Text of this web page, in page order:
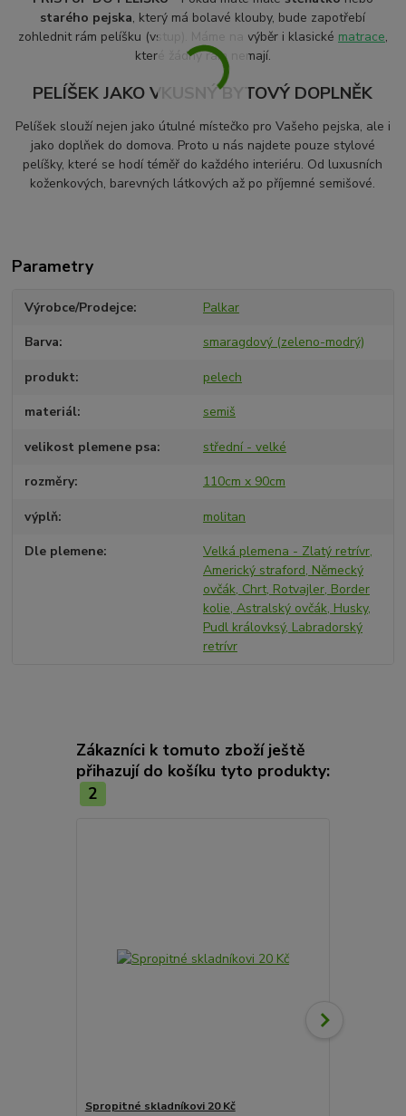
starého pejska, který má bolavé klouby, bude zapotřebí
zohlednit rám pelíšku (vstup). Máme na výběr i klasické matrace,
které žádný rám nemají.
PELÍŠEK JAKO VKUSNÝ BYTOVÝ DOPLNĚK
Pelíšek slouží nejen jako útulné místečko pro Vašeho pejska, ale i
jako doplňek do domova. Proto u nás najdete pouze stylové
pelíšky, které se hodí téměř do každého interiéru. Od luxusních
koženkových, barevných látkových až po příjemné semišové.
Parametry
Výrobce/Prodejce Palkar
Barva smaragdový (zeleno-modrý)
produkt pelech
materiál semiš
velikost plemene psa střední - velké
rozměry 110cm x 90cm
výplň molitan
Dle plemene
Velká plemena - Zlatý retrívr,
Americký straford, Německý
ovčák, Chrt, Rotvajler, Border
kolie, Astralský ovčák, Husky,
Pudl královksý, Labradorský
retrívr
Zákazníci k tomuto zboží ještě
přihazují do košíku tyto produkty:
2
Spropitné skladníkovi 20 Kč